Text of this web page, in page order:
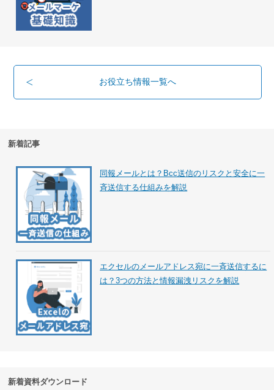
お役立ち情報一覧へ
新着記事
同報メールとは？Bcc送信のリスクと安全に一
斉送信する仕組みを解説
エクセルのメールアドレス宛に一斉送信するに
は？3つの方法と情報漏洩リスクを解説
新着資料ダウンロード